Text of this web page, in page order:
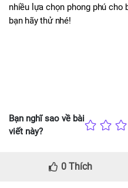
nhiều lựa chọn phong phú cho
bạn hãy thử nhé!
Bạn nghĩ sao về bài
viết này?
0 Thích